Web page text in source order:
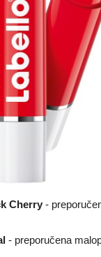
Cherry -
- preporučena